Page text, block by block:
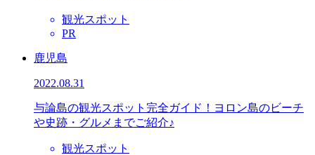
観光スポット
PR
鹿児島
2022.08.31
与論島の観光スポット完全ガイド！ヨロン島のビーチ
や史跡・グルメまでご紹介♪
観光スポット